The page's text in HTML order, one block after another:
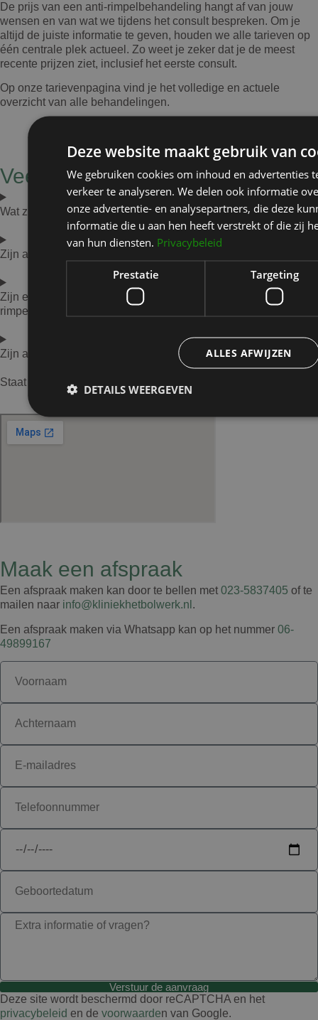
De prijs van een anti-rimpelbehandeling hangt af van jouw
wensen en van wat we tijdens het consult bespreken. Om je
altijd de juiste informatie te geven, houden we alle tarieven op
één centrale plek actueel. Zo weet je zeker dat je de meest
recente prijzen ziet, inclusief het eerste consult.
Op onze tarievenpagina vind je het volledige en actuele
overzicht van alle behandelingen.
Veelgestelde vragen
Wat zijn de meest voorkomende oorzaken van rimpels?
Zijn anti-rimpelbehandelingen veilig?
Zijn er specifieke nazorginstructies na anti-
rimpelbehandelingen?
Zijn anti-rimpelbehandelingen geschikt voor alle huidtypen?
Staat je vraag er niet tussen? Stel dan
Maak een afspraak
Een afspraak maken kan door te bellen met 023-5837405 of te
mailen naar info@kliniekhetbolwerk.nl .
Een afspraak maken via Whatsapp kan op het nummer 06-
49899167
Verstuur de aanvraag
Deze site wordt beschermd door reCAPTCHA en het
privacybeleid en de voorwaarden van Google.
Deze website maakt gebruik van
We gebruiken cookies om inhoud en advertenties
verkeer te analyseren. We delen ook informatie
onze advertentie- en analysepartners, die deze
informatie die u aan hen heeft verstrekt of die zij
van hun diensten. Privacybeleid
Prestatie Targeting
ALLES AFWIJZEN
DETAILS WEERGEVEN
wpml_current_language
Ltd.
kliniekhetbolwerk.nl